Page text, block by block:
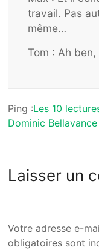
travail. Pas
même…
Tom : Ah ben,
Ping :Les 10
Dominic Bellavance
Laisser un
Votre adresse e-
obligatoires sont